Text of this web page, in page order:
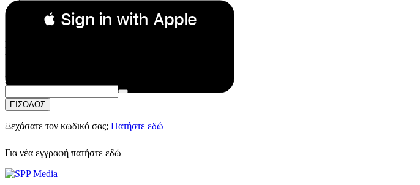
 Sign in with Apple
Συνεχίστε με Apple
ή
Email:
Κωδικός Πρόσβασης:
ΕΙΣΟΔΟΣ
Ξεχάσατε τον κωδικό σας; Πατήστε εδώ
Για νέα εγγραφή πατήστε εδώ